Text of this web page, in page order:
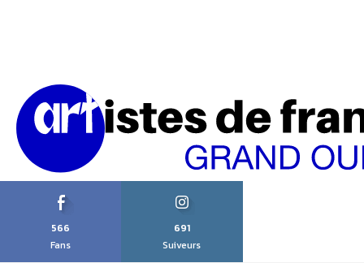
566
Fans
691
Suiveurs